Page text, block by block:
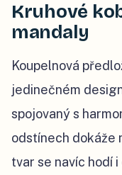
Kruhové
mandaly
Koupelnová
jedinečném
spojovaný s
odstínech dokáže
tvar se navíc hodí